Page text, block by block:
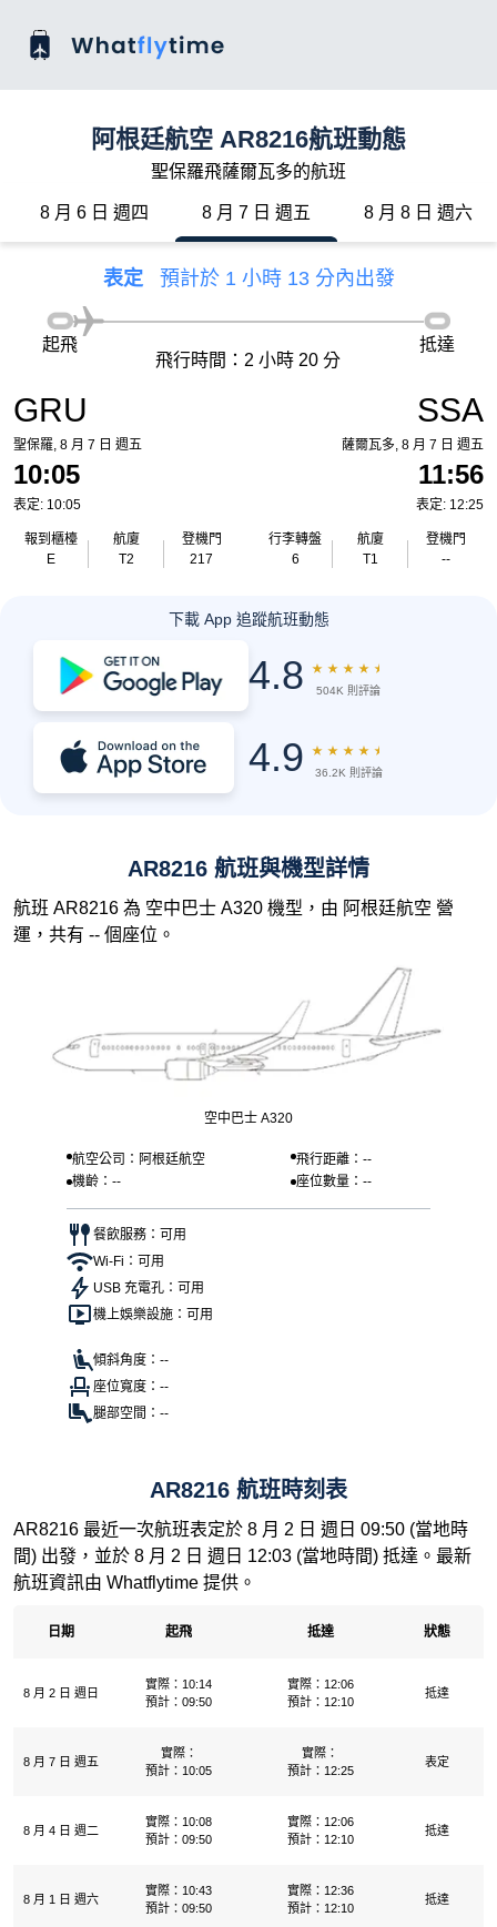
阿根廷航空 AR8216航班動態
聖保羅飛薩爾瓦多的航班
8 月 6 日 週四 8 月 7 日 週五 8 月 8 日 週六
表定 預計於 1 小時 13 分內出發
GRU
聖保羅, 8 月 7 日 週五
10:05
表定: 10:05
報到櫃檯
E
航廈
T2
登機門
217
起飛
飛行時間：2 小時 20 分
抵達
SSA
薩爾瓦多, 8 月 7 日 週五
11:56
表定: 12:25
行李轉盤
6
航廈
T1
登機門
--
下載 App 追蹤航班動態
4.8 ★ ★ ★ ★ ★
504K 則評論
4.9 ★ ★ ★ ★ ★
36.2K 則評論
AR8216 航班與機型詳情
航班 AR8216 為 空中巴士 A320 機型，由 阿根廷航空 營
運，共有 -- 個座位。
空中巴士 A320
航空公司：阿根廷航空
飛行距離：--
機齡：--
座位數量：--
餐飲服務：可用
Wi-Fi：可用
USB 充電孔：可用
機上娛樂設施：可用
傾斜角度：--
座位寬度：--
腿部空間：--
AR8216 航班時刻表
AR8216 最近一次航班表定於 8 月 2 日 週日 09:50 (當地時
間) 出發，並於 8 月 2 日 週日 12:03 (當地時間) 抵達。最新
航班資訊由 Whatflytime 提供。
日期 起飛 抵達 狀態
8 月 2 日 週日
實際：10:14
預計：09:50
實際：12:06
預計：12:10
抵達
8 月 7 日 週五
實際：
預計：10:05
實際：
預計：12:25
表定
8 月 4 日 週二
實際：10:08
預計：09:50
實際：12:06
預計：12:10
抵達
8 月 1 日 週六
實際：10:43
預計：09:50
實際：12:36
預計：12:10
抵達